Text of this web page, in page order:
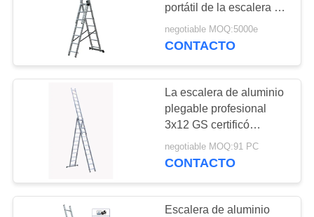
FÁBRICA
CONTROL
DE
CALIDAD
ÉNTRENOS
EN
CONTACTO
portátil de la escalera de
extensión 3x7
negotiable MOQ:5000e
CONTACTO
La escalera de aluminio
plegable profesional
3x12 GS certificó
funcionamiento estable
negotiable MOQ:91 PC
CONTACTO
Escalera de aluminio